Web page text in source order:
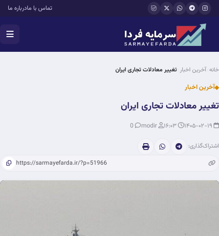
رفتن به محتوای اصلی تماس با مادرباره ما
خانه آخرین اخبار تغییر معادلات تجاری ایران
آخرین اخبار
تغییر معادلات تجاری ایران
اشتراک‌گذاری: